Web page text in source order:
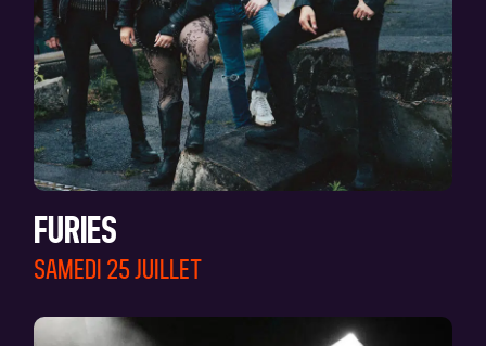
FURIES
SAMEDI 25 JUILLET